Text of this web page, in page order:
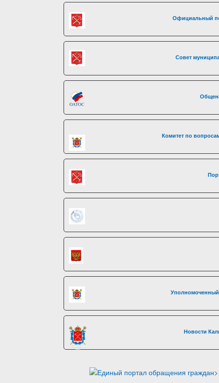
Официальный
Совет
Комитет по
Уполномоченный
Новости